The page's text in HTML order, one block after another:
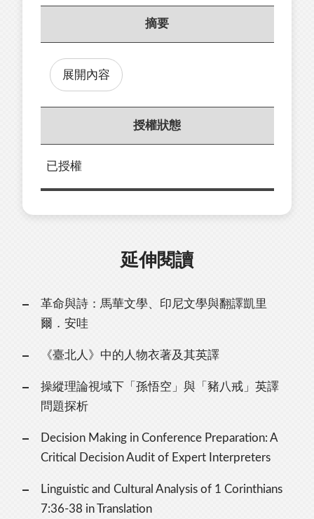
摘要
展開內容
授權狀態
已授權
延伸閱讀
革命與詩：馬華文學、印尼文學與翻譯凱里
爾．安哇
《臺北人》中的人物衣著及其英譯
操縱理論視域下「孫悟空」與「豬八戒」英譯
問題探析
Decision Making in Conference Preparation: A
Critical Decision Audit of Expert Interpreters
Linguistic and Cultural Analysis of 1 Corinthians
7:36-38 in Translation